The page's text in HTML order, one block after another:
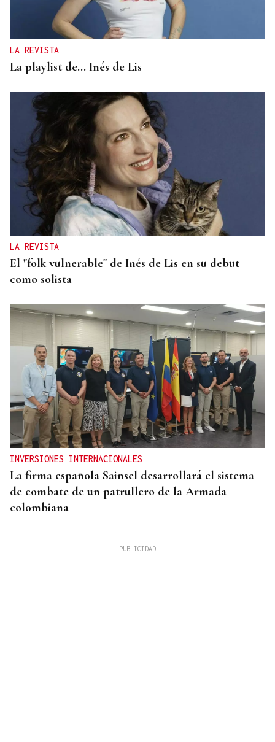
Derrota del Arenteiro 0-3 ante el Pontevedra en
un partido de andar por casa
LA REVISTA
La playlist de... Inés de Lis
LA REVISTA
El "folk vulnerable" de Inés de Lis en su debut
como solista
INVERSIONES INTERNACIONALES
La firma española Sainsel desarrollará el sistema
de combate de un patrullero de la Armada
colombiana